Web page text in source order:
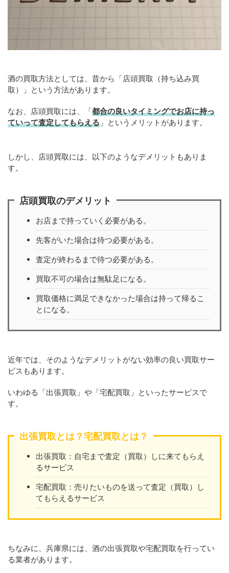
酒の買取方法としては、昔から「店頭買取（持ち込み買
取）」という方法があります。
なお、店頭買取には、「都合の良いタイミングでお店に持っ
ていって査定してもらえる 」というメリットがあります。
しかし、店頭買取には、以下のようなデメリットもありま
す。
店頭買取のデメリット
お店まで持っていく必要がある。
先客がいた場合は待つ必要がある。
査定が終わるまで待つ必要がある。
買取不可の場合は無駄足になる。
買取価格に満足できなかった場合は持って帰るこ
とになる。
近年では、そのようなデメリットがない効率の良い買取サー
ビスもあります。
いわゆる「出張買取」や「宅配買取」といったサービスで
す。
出張買取とは？宅配買取とは？
出張買取：自宅まで査定（買取）しに来てもらえ
るサービス
宅配買取：売りたいものを送って査定（買取）し
てもらえるサービス
ちなみに、兵庫県には、酒の出張買取や宅配買取を行ってい
る業者があります。